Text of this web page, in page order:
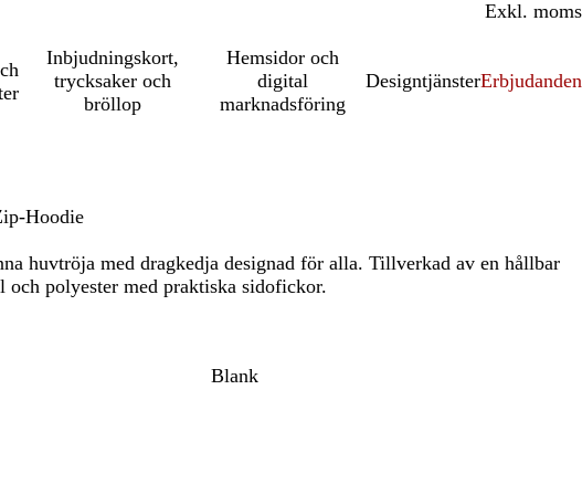
Inkl. moms
Exkl. moms
Inbjudningskort,
trycksaker och
bröllop
Hemsidor och
digital
marknadsföring
DesigntjänsterErbjudanden
Hoodie
huvtröja med dragkedja designad för alla. Tillverkad av en hållbar
och polyester med praktiska sidofickor.
Blank